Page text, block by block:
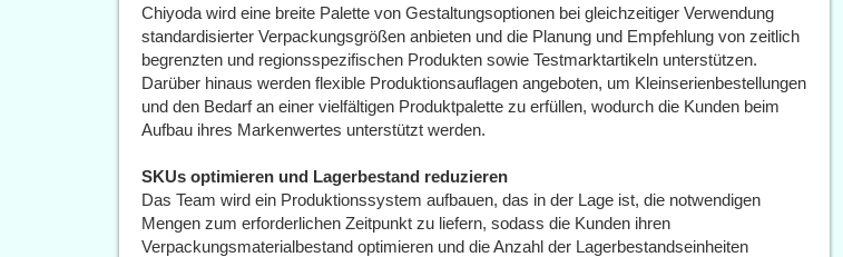
Chiyoda wird eine breite Palette von Gestaltungsoptionen bei gleichzeitiger Verwendung
standardisierter Verpackungsgrößen anbieten und die Planung und Empfehlung von zeitlich
begrenzten und regionsspezifischen Produkten sowie Testmarktartikeln unterstützen.
Darüber hinaus werden flexible Produktionsauflagen angeboten, um Kleinserienbestellungen
und den Bedarf an einer vielfältigen Produktpalette zu erfüllen, wodurch die Kunden beim
Aufbau ihres Markenwertes unterstützt werden.
SKUs optimieren und Lagerbestand reduzieren
Das Team wird ein Produktionssystem aufbauen, das in der Lage ist, die notwendigen
Mengen zum erforderlichen Zeitpunkt zu liefern, sodass die Kunden ihren
Verpackungsmaterialbestand optimieren und die Anzahl der Lagerbestandseinheiten